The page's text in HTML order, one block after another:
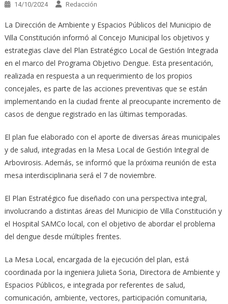
14/10/2024 Redacción
La Dirección de Ambiente y Espacios Públicos del Municipio de
Villa Constitución informó al Concejo Municipal los objetivos y
estrategias clave del Plan Estratégico Local de Gestión Integrada
en el marco del Programa Objetivo Dengue. Esta presentación,
realizada en respuesta a un requerimiento de los propios
concejales, es parte de las acciones preventivas que se están
implementando en la ciudad frente al preocupante incremento de
casos de dengue registrado en las últimas temporadas.
El plan fue elaborado con el aporte de diversas áreas municipales
y de salud, integradas en la Mesa Local de Gestión Integral de
Arbovirosis. Además, se informó que la próxima reunión de esta
mesa interdisciplinaria será el 7 de noviembre.
El Plan Estratégico fue diseñado con una perspectiva integral,
involucrando a distintas áreas del Municipio de Villa Constitución y
el Hospital SAMCo local, con el objetivo de abordar el problema
del dengue desde múltiples frentes.
La Mesa Local, encargada de la ejecución del plan, está
coordinada por la ingeniera Julieta Soria, Directora de Ambiente y
Espacios Públicos, e integrada por referentes de salud,
comunicación, ambiente, vectores, participación comunitaria,